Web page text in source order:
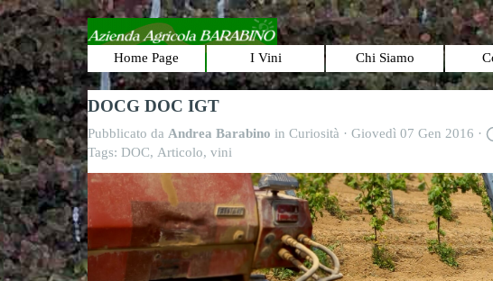
Vai ai contenuti
Home Page I Vini ▼
Chi Siamo
DOCG DOC IGT
Pubblicato da Andrea Barabino in Curiosità · Giovedì 07 Gen 2016 ·
Tags: DOC, Articolo, vini